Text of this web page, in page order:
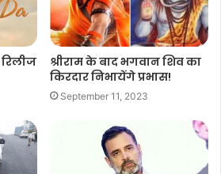
श्रीराम के बाद भगवान शिव का
किरदार निभायेंगे प्रभास!
September 11, 2023